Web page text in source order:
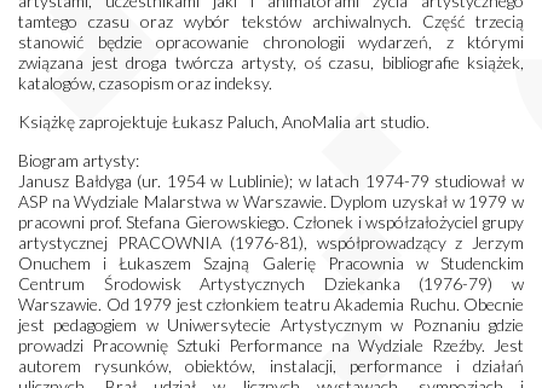
tamtego czasu oraz wybór tekstów archiwalnych. Część trzecią
stanowić będzie opracowanie chronologii wydarzeń, z którymi
związana jest droga twórcza artysty, oś czasu, bibliografie książek,
katalogów, czasopism oraz indeksy.
Książkę zaprojektuje Łukasz Paluch, AnoMalia art studio.
Biogram artysty:
Janusz Bałdyga (ur. 1954 w Lublinie); w latach 1974-79 studiował w
ASP na Wydziale Malarstwa w Warszawie. Dyplom uzyskał w 1979 w
pracowni prof. Stefana Gierowskiego. Członek i współzałożyciel grupy
artystycznej PRACOWNIA (1976-81), współprowadzący z Jerzym
Onuchem i Łukaszem Szajną Galerię Pracownia w Studenckim
Centrum Środowisk Artystycznych Dziekanka (1976-79) w
Warszawie. Od 1979 jest członkiem teatru Akademia Ruchu. Obecnie
jest pedagogiem w Uniwersytecie Artystycznym w Poznaniu gdzie
prowadzi Pracownię Sztuki Performance na Wydziale Rzeźby. Jest
autorem rysunków, obiektów, instalacji, performance i działań